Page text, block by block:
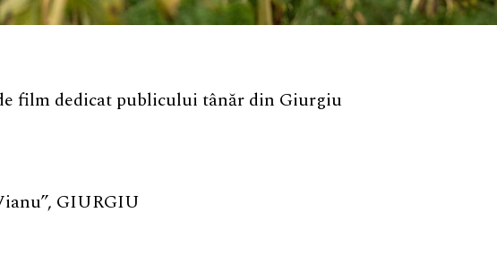
film dedicat publicului tânăr din Giurgiu
GIURGIU